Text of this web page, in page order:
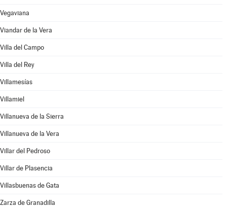
Vegaviana
Viandar de la Vera
Villa del Campo
Villa del Rey
Villamesías
Villamiel
Villanueva de la Sierra
Villanueva de la Vera
Villar del Pedroso
Villar de Plasencia
Villasbuenas de Gata
Zarza de Granadilla